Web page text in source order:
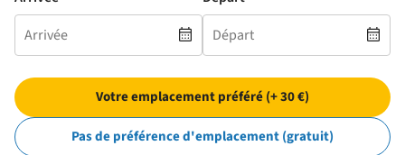
Votre emplacement préféré (+ 30 €)
Pas de préférence d'emplacement (gratuit)